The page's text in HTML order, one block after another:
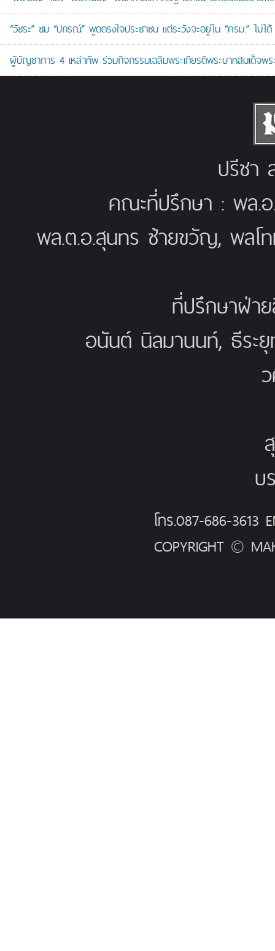
“วัชระ” ชม “ปกรณ์” พูดตรงใจประชาชน แต่ระวังจะอยู่ใน “ครม.” ไม่ได้
ผู้บัญชาการ 4 เหล่าทัพ ร่วมกิจกรรมเฉลิมพระเกียรติพระบาทสมเด็จพร
ปรีชา
คณะที่ปรึกษา : พล.
พล.ต.อ.สุนทร ซ้ายขวัญ, พล
ที่ปรึกษาฝ่า
อนันต์ นิลมานนท์, ธีร
บ
โทร.087-686-3613
COPYRIGHT ©